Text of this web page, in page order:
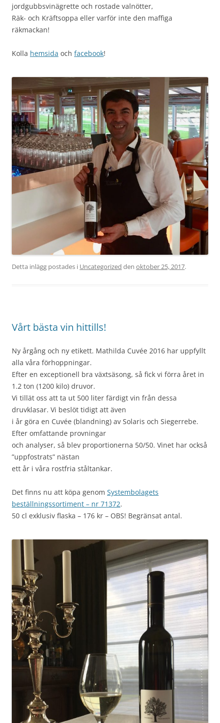
jordgubbsvinägrette och rostade valnötter,
Räk- och Kräftsoppa eller varför inte den maffiga
räkmackan!
Kolla hemsida och facebook!
Detta inlägg postades i Uncategorized den oktober 25, 2017.
Vårt bästa vin hittills!
Ny årgång och ny etikett. Mathilda Cuvée 2016 har uppfyllt
alla våra förhoppningar.
Efter en exceptionell bra växtsäsong, så fick vi förra året in
1.2 ton (1200 kilo) druvor.
Vi tillät oss att ta ut 500 liter färdigt vin från dessa
druvklasar. Vi beslöt tidigt att även
i år göra en Cuvée (blandning) av Solaris och Siegerrebe.
Efter omfattande provningar
och analyser, så blev proportionerna 50/50. Vinet har också
”uppfostrats” nästan
ett år i våra rostfria ståltankar.
Det finns nu att köpa genom Systembolagets
beställningssortiment – nr 71372.
50 cl exklusiv flaska – 176 kr – OBS! Begränsat antal.